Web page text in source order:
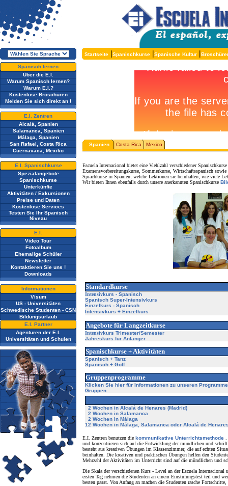
Startseite |Spanischkurse |Spanische Kultur |
Spanisch lernen
Über die E.I.
Warum Spanisch lernen?
Warum E.I.?
Kostenlose Broschüren
Melden Sie sich direkt an !
E.I. Zentren
Alcalá, Spanien
Salamanca, Spanien
Málaga, Spanien
San Rafael, Costa Rica
Cuernavaca, Mexiko
E.I. Spanischkurse
Spezialangebote
Spanischkurse
Unterkünfte
Aktivitäten / Exkursionen
Preise und Daten
Kostenlose Services
Testen Sie Ihr Spanisch
Niveau
E.I.
Video Tour
Fotoalbum
Ehemalige Schüler
Newsletter
Kontaktieren Sie uns !
Downloads
Informationen
Visum
US - Universitäten
Schwedische Studenten - CSN
Bildungsurlaub
E.I. Partner
Agenturen der E.I.
Universitäten und Schulen
Spanien Costa Rica Mexico
Escuela Internacional bietet eine Viehlzahl verschiedener
Examensvorbereitungskurse, Sommerkurse, Wirtschaftsspanisch
Sprachkurse in Spanien, welche Lektionen sie beinhalten, wie viele
Wir bieten Ihnen ebenfalls durch unsere anerkannten Spanischkurse
Standardkurse
Intensivkurs - Spanisch
Spanisch Super-Intensivkurs
Einzelkurs - Spanisch
Intensivkurs + Einzelkurs
Angebote für Langzeitkurse
Intensivkurs Trimester/Semester
Jahreskurs für Anfänger
Spanischkurse + Aktivitäten
Spanisch + Tanz
Spanisch + Golf
Gruppenprogramme
Klicken Sie hier für Informationen zu unseren
Gruppen
2 Wochen in Alcalá de Henares (Madrid)
2 Wochen in Salamanca
2 Wochen in Málaga
12 Wochen in Málaga, Salamanca oder Alcalá de
E .I. Zentren benutzen die kommunikative Unterrichtsmethode
und konzentrieren sich auf die Entwicklung der mündlichen und
besteht aus kreativen Übungen im Klassenzimmer, die auf echten
beinhalten. Die kreativen und praktischen Übungen helfen den
Mehrzahl der Aktivitäten im Unterricht sind auf die mündlichen und
Die Skala der verschiedenen Kurs - Level an der Escuela
ersten Tag nehmen die Studenten an einem Einstufungstest teil und
besten passt. Von Anfang an machen die Studenten rasche